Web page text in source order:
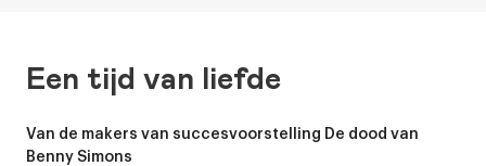
Een tijd van liefde
Van de makers van succesvoorstelling De dood van
Benny Simons